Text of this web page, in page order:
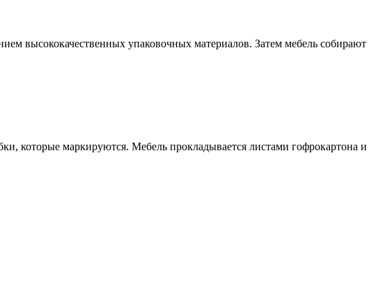
высококачественных упаковочных материалов. Затем мебель собирают
которые маркируются. Мебель прокладывается листами гофрокартона и